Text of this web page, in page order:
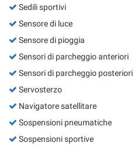
Sedili sportivi
Sensore di luce
Sensore di pioggia
Sensori di parcheggio anteriori
Sensori di parcheggio posteriori
Servosterzo
Navigatore satellitare
Sospensioni pneumatiche
Sospensioni sportive